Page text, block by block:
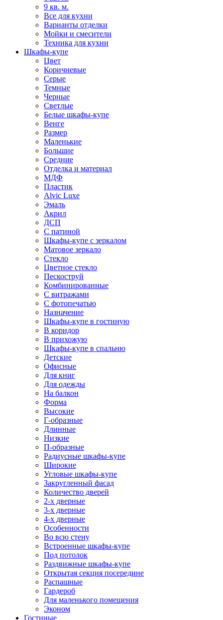
9 кв. м.
Все для кухни
Варианты отделки
Мойки и смесители
Техника для кухни
Шкафы-купе
Цвет
Коричневые
Серые
Темные
Черные
Светлые
Белые шкафы-купе
Венге
Размер
Маленькие
Большие
Средние
Отделка и материал
МДФ
Пластик
Alvic Luxe
Эмаль
Акрил
ДСП
С патиной
Шкафы-купе с зеркалом
Матовое зеркало
Стекло
Цветное стекло
Пескоструй
Комбинированные
С витражами
С фотопечатью
Назначение
Шкафы-купе в гостиную
В коридор
В прихожую
Шкафы-купе в спальню
Детские
Офисные
Для книг
Для одежды
На балкон
Форма
Высокие
Г-образные
Длинные
Низкие
П-образные
Радиусные шкафы-купе
Широкие
Угловые шкафы-купе
Закругленный фасад
Количество дверей
2-х дверные
3-х дверные
4-х дверные
Особенности
Во всю стену
Встроенные шкафы-купе
Под потолок
Раздвижные шкафы-купе
Открытая секция посередине
Распашные
Гардероб
Для маленького помещения
Эконом
Гостиные